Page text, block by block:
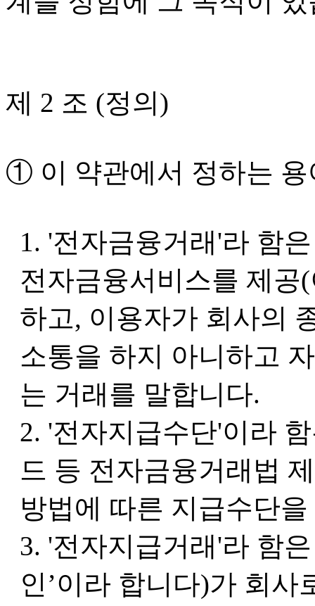
제 2 조 (정의)
① 이 약관에서 정하는 용
1. '전자금융거래'라 함
전자금융서비스를 제공
하고, 이용자가 회사의
소통을 하지 아니하고
는 거래를 말합니다.
2. '전자지급수단'이라
드 등 전자금융거래법
방법에 따른 지급수단
3. '전자지급거래'라 함
인’이라 합니다)가 회